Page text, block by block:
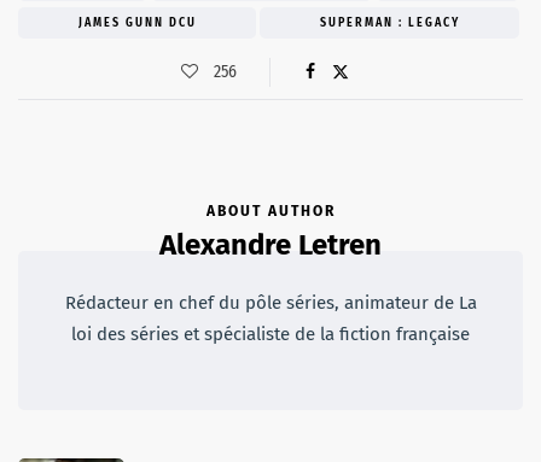
JAMES GUNN DCU SUPERMAN : LEGACY
256
ABOUT AUTHOR
Alexandre Letren
Rédacteur en chef du pôle séries, animateur de La
loi des séries et spécialiste de la fiction française